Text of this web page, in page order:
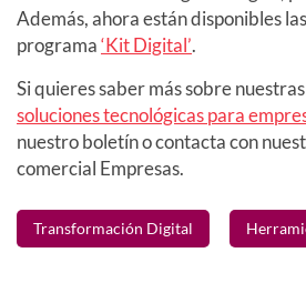
Además, ahora están disponibles
programa‘Kit Digital’.
Si quieres saber más sobre nuestras
soluciones tecnológicas para
nuestro boletín o contacta con
comercial Empresas.
Transformación Digital